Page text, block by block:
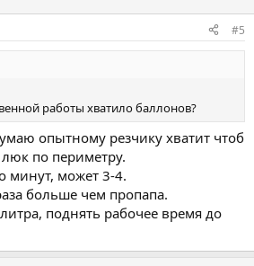
#5
работы хватило баллонов?
опытному резчику хватит чтоб
по периметру.
минут, может 3-4.
больше чем пропапа.
поднять рабочее время до